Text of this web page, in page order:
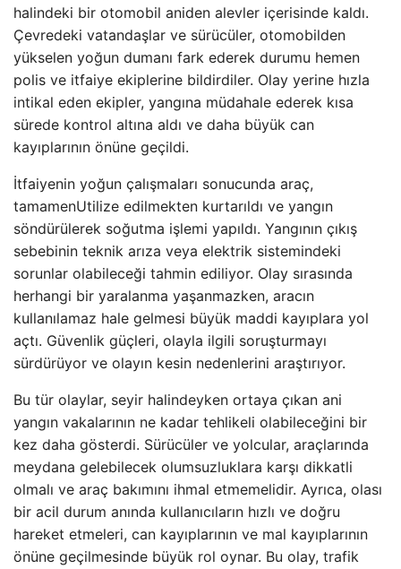
halindeki bir otomobil aniden alevler içerisinde kaldı.
Çevredeki vatandaşlar ve sürücüler, otomobilden
yükselen yoğun dumanı fark ederek durumu hemen
polis ve itfaiye ekiplerine bildirdiler. Olay yerine hızla
intikal eden ekipler, yangına müdahale ederek kısa
sürede kontrol altına aldı ve daha büyük can
kayıplarının önüne geçildi.
İtfaiyenin yoğun çalışmaları sonucunda araç,
tamamenUtilize edilmekten kurtarıldı ve yangın
söndürülerek soğutma işlemi yapıldı. Yangının çıkış
sebebinin teknik arıza veya elektrik sistemindeki
sorunlar olabileceği tahmin ediliyor. Olay sırasında
herhangi bir yaralanma yaşanmazken, aracın
kullanılamaz hale gelmesi büyük maddi kayıplara yol
açtı. Güvenlik güçleri, olayla ilgili soruşturmayı
sürdürüyor ve olayın kesin nedenlerini araştırıyor.
Bu tür olaylar, seyir halindeyken ortaya çıkan ani
yangın vakalarının ne kadar tehlikeli olabileceğini bir
kez daha gösterdi. Sürücüler ve yolcular, araçlarında
meydana gelebilecek olumsuzluklara karşı dikkatli
olmalı ve araç bakımını ihmal etmemelidir. Ayrıca, olası
bir acil durum anında kullanıcıların hızlı ve doğru
hareket etmeleri, can kayıplarının ve mal kayıplarının
önüne geçilmesinde büyük rol oynar. Bu olay, trafik